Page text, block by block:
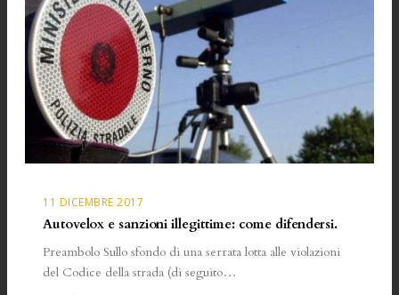
11 DICEMBRE 2017
Autovelox e sanzioni illegittime: come difendersi.
Preambolo Sullo sfondo di una serrata lotta alle violazioni
del Codice della strada (di seguito…